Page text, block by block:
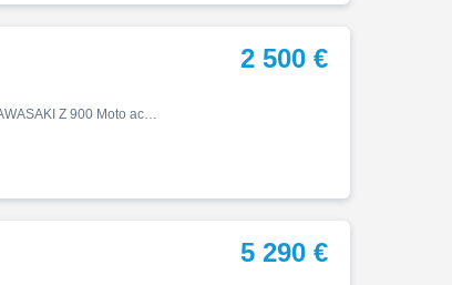
Z, 08/2017, 39659 km, Essence, 900cm³, 2500 € Equipements : KAWASAKI Z 900 Moto accidentée en procédure RSV CADRE tordue, MOTEUR ok, FOURCHE tordue, MISE EN ROUTE ok. Pour plus d'informations n'hésitez pas nous contacter par téléphone ou par mail Les véhicules accidentés sont ve…
2 500 €
5 290 €